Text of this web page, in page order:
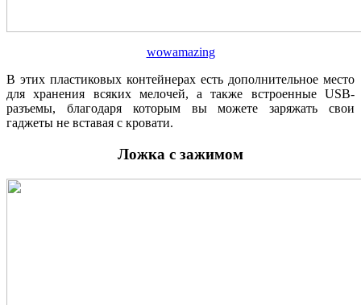
wowamazing
В этих пластиковых контейнерах есть дополнительное место
для хранения всяких мелочей, а также встроенные USB-
разъемы, благодаря которым вы можете заряжать свои
гаджеты не вставая с кровати.
Ложка с зажимом